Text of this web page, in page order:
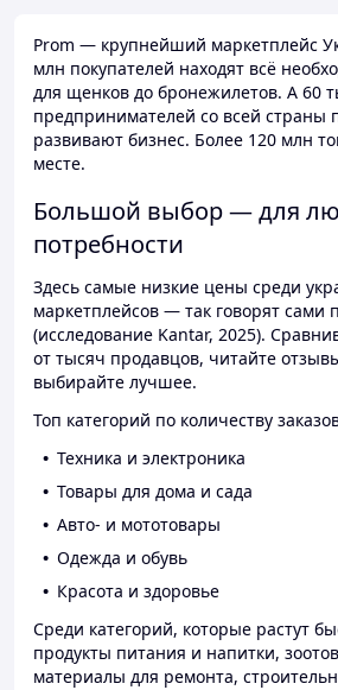
Prom — крупнейший маркетплейс
млн покупателей находят всё
для щенков до бронежилетов. А 60
предпринимателей со всей страны
развивают бизнес. Более 120 млн
месте.
Большой выбор — для
потребности
Здесь самые низкие цены среди
маркетплейсов — так говорят сами
(исследование Kantar, 2025).
от тысяч продавцов, читайте
выбирайте лучшее.
Топ категорий по количеству
Техника и электроника
Товары для дома и сада
Авто- и мототовары
Одежда и обувь
Красота и здоровье
Среди категорий, которые растут
продукты питания и напитки,
материалы для ремонта,